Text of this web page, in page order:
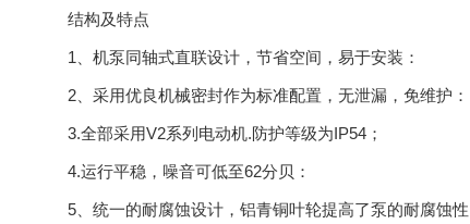
结构及特点
1、机泵同轴式直联设计，节省空间，易于安装：
2、采用优良机械密封作为标准配置，无泄漏，免维护：
3.全部采用V2系列电动机.防护等级为IP54；
4.运行平稳，噪音可低至62分贝：
5、统一的耐腐蚀设计，铝青铜叶轮提高了泵的耐腐蚀